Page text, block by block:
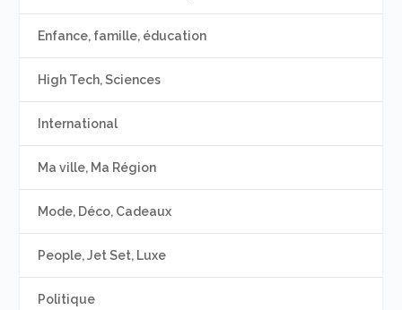
Enfance, famille, éducation
High Tech, Sciences
International
Ma ville, Ma Région
Mode, Déco, Cadeaux
People, Jet Set, Luxe
Politique